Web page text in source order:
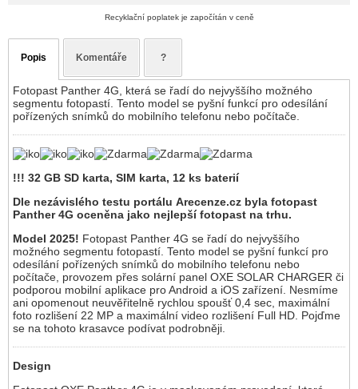
Recyklační poplatek je započítán v ceně
Popis Komentáře ?
Fotopast Panther 4G, která se řadí do nejvyššího možného
segmentu fotopastí. Tento model se pyšní funkcí pro odesílání
pořízených snímků do mobilního telefonu nebo počítače.
!!! 32 GB SD karta, SIM karta, 12 ks baterií
Dle nezávislého testu portálu Arecenze.cz byla fotopast
Panther 4G oceněna jako nejlepší fotopast na trhu.
Model 2025! Fotopast Panther 4G se řadí do nejvyššího
možného segmentu fotopastí. Tento model se pyšní funkcí pro
odesílání pořízených snímků do mobilního telefonu nebo
počítače, provozem přes solární panel OXE SOLAR CHARGER či
podporou mobilní aplikace pro Android a iOS zařízení. Nesmíme
ani opomenout neuvěřitelně rychlou spoušť 0,4 sec, maximální
foto rozlišení 22 MP a maximální video rozlišení Full HD. Pojďme
se na tohoto krasavce podívat podrobněji.
Design